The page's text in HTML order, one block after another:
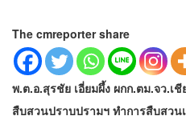
The cmreporter share
พ.ต.อ.สุรชัย เอี่ยมผึ้ง ผกก.ตม.จว.เ
สืบสวนปราบปรามฯ ทำการสืบสวน